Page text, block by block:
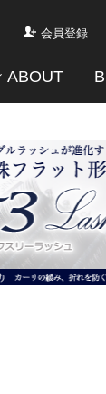
会員登録
ABOUT